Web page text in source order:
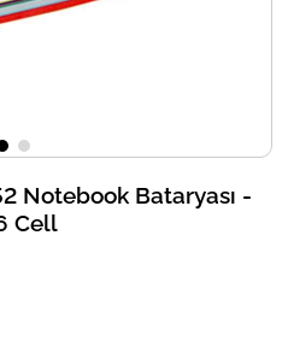
Notebook Bataryası -
Cell